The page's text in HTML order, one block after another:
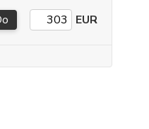
EUR